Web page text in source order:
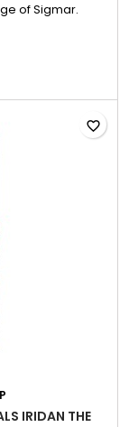
of Sigmar.
IRIDAN THE
favorite_border